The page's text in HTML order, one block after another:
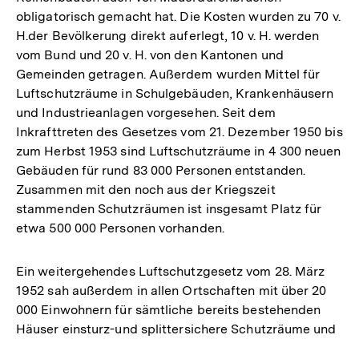
obligatorisch gemacht hat. Die Kosten wurden zu 70 v.
H.der Bevölkerung direkt auferlegt, 10 v. H. werden
vom Bund und 20 v. H. von den Kantonen und
Gemeinden getragen. Außerdem wurden Mittel für
Luftschutzräume in Schulgebäuden, Krankenhäusern
und Industrieanlagen vorgesehen. Seit dem
Inkrafttreten des Gesetzes vom 21. Dezember 1950 bis
zum Herbst 1953 sind Luftschutzräume in 4 300 neuen
Gebäuden für rund 83 000 Personen entstanden.
Zusammen mit den noch aus der Kriegszeit
stammenden Schutzräumen ist insgesamt Platz für
etwa 500 000 Personen vorhanden.
Ein weitergehendes Luftschutzgesetz vom 28. März
1952 sah außerdem in allen Ortschaften mit über 20
000 Einwohnern für sämtliche bereits bestehenden
Häuser einsturz-und splittersichere Schutzräume und